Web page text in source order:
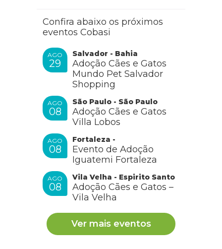
Confira abaixo os próximos
eventos Cobasi
AGO
29
Salvador - Bahia
Adoção Cães e Gatos
Mundo Pet Salvador
Shopping
AGO
08
São Paulo - São Paulo
Adoção Cães e Gatos
Villa Lobos
AGO
08
Fortaleza -
Evento de Adoção
Iguatemi Fortaleza
AGO
08
Vila Velha - Espirito Santo
Adoção Cães e Gatos –
Vila Velha
Ver mais eventos